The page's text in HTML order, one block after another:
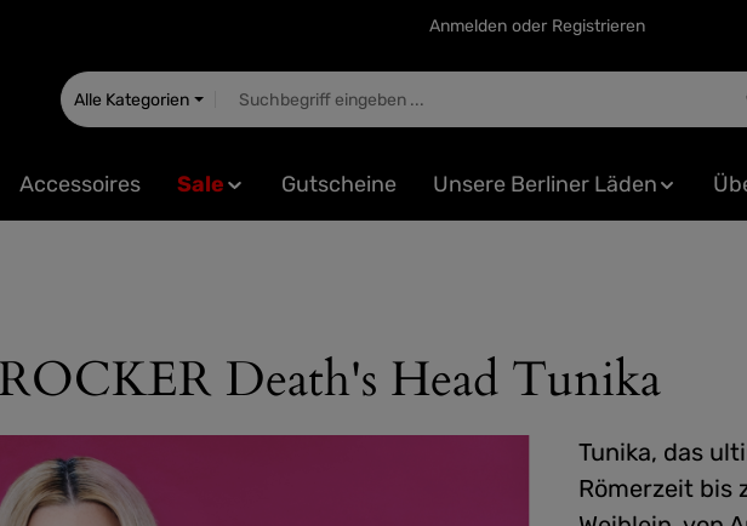
Anmelden oder Registrieren
Alle Kategorien
Accessoires Sale Gutscheine Unsere Berliner Läden
Death's Head Tunika
Tunika, das
Römerzeit bis